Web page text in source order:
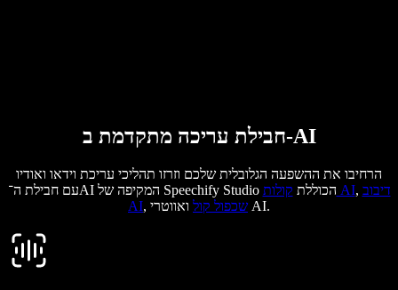
חבילת עריכה מתקדמת ב-AI
הרחיבו את ההשפעה הגלובלית שלכם וזרזו תהליכי עריכת וידאו ואודיו
עם חבילת ה־AI המקיפה של Speechify Studio הכוללת קולות AI, דיבוב
AI, שכפול קול ואווטרי AI.